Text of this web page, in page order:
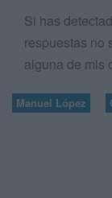
Si has
respuestas no
alguna de mis
Manuel López